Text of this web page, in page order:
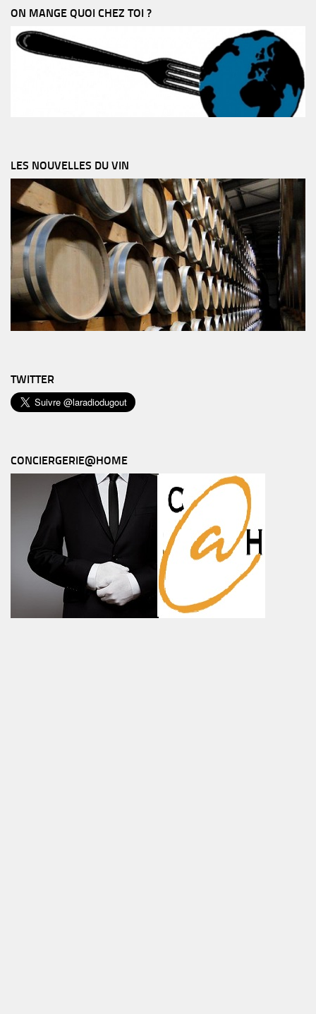
ON MANGE QUOI CHEZ TOI ?
LES NOUVELLES DU VIN
TWITTER
CONCIERGERIE@HOME